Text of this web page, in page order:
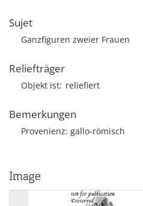
Sujet
Ganzfiguren zweier Frauen
Reliefträger
Objekt ist reliefiert
Bemerkungen
Provenienz: gallo-römisch
Image